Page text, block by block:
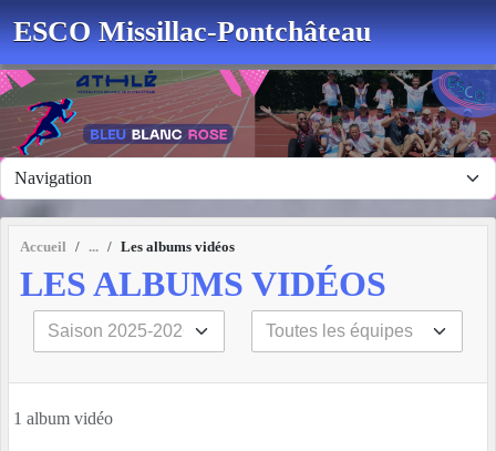
ESCO Missillac-Pontchâteau
Accueil Les albums vidéos
LES ALBUMS VIDÉOS
1 album vidéo